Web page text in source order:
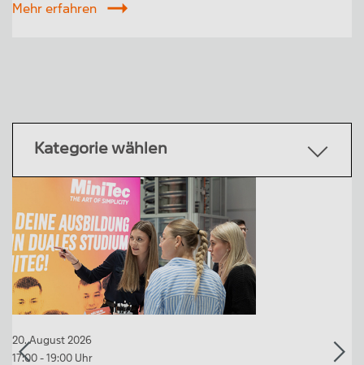
Mehr erfahren
Kategorie wählen
20. August 2026
17:00 - 19:00 Uhr